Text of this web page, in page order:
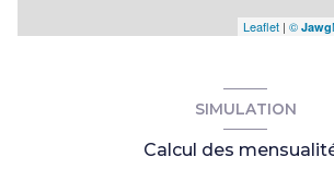
Leaflet | © Jawg
SIMULATION
Calcul des